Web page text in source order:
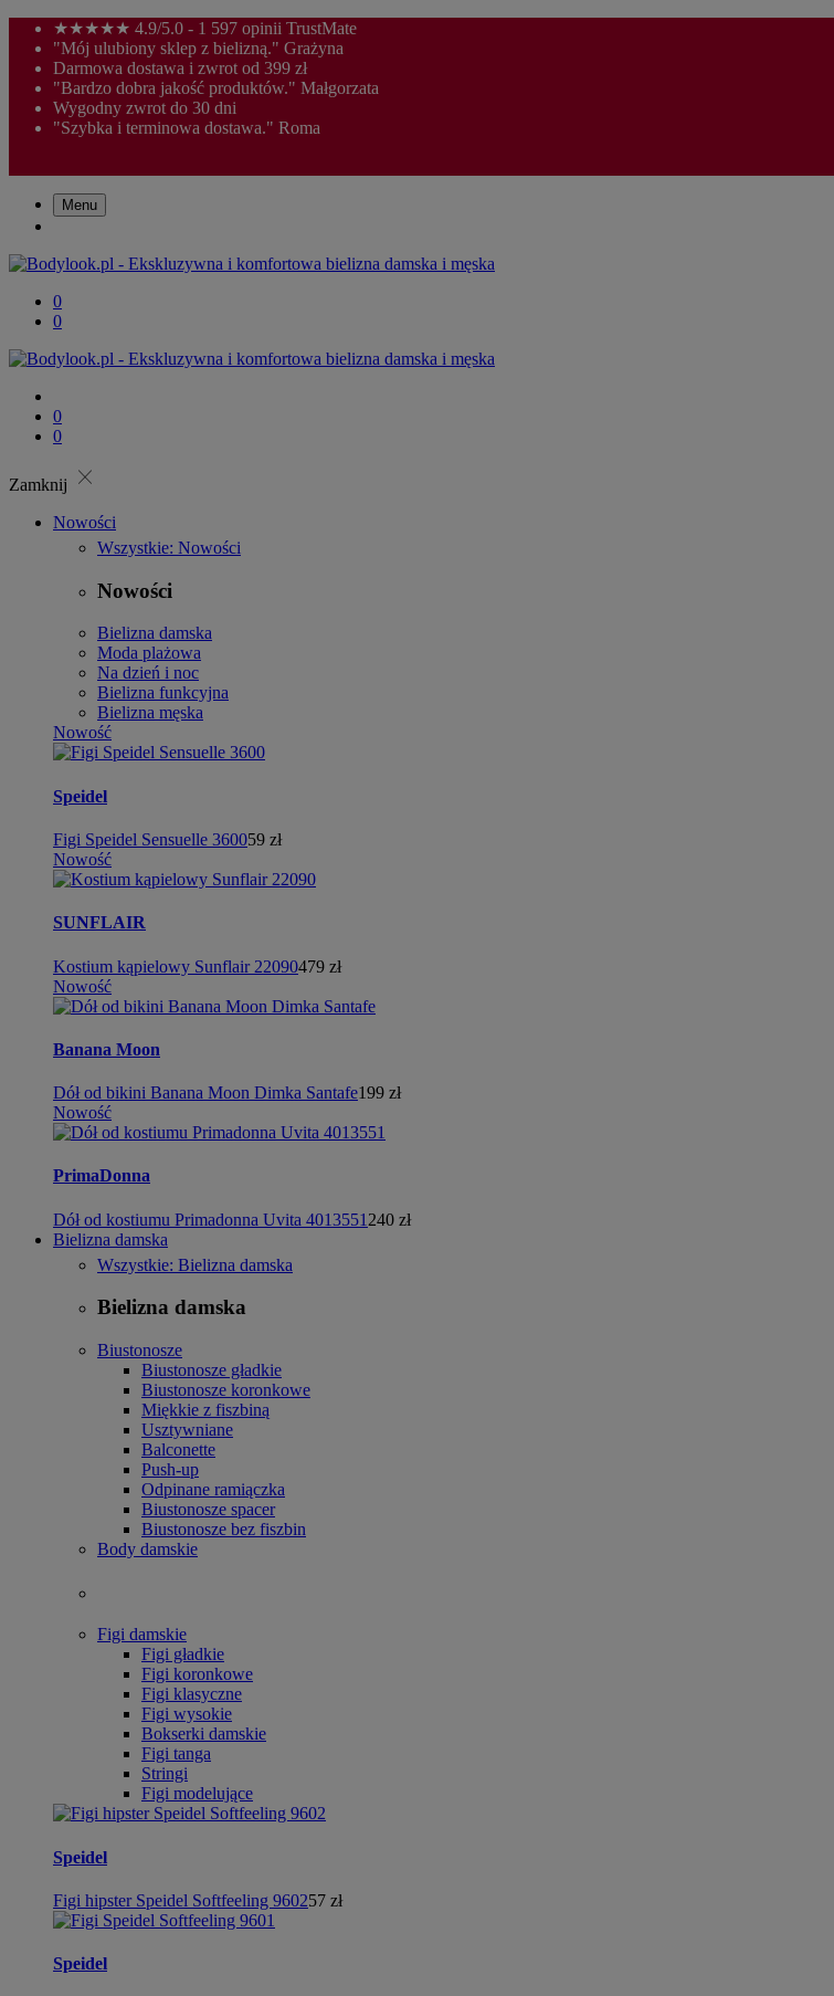
★★★★★ 4.9/5.0 - 1 597 opinii TrustMate
"Mój ulubiony sklep z bielizną." Grażyna
Darmowa dostawa i zwrot od 399 zł
"Bardzo dobra jakość produktów." Małgorzata
Wygodny zwrot do 30 dni
"Szybka i terminowa dostawa." Roma
Menu
0
0
0
0
Zamknij close
Nowości
Wszystkie: Nowości
Nowości
Bielizna damska
Moda plażowa
Na dzień i noc
Bielizna funkcyjna
Bielizna męska
Nowość
Speidel
Figi Speidel Sensuelle 360059 zł
Nowość
SUNFLAIR
Kostium kąpielowy Sunflair 22090479 zł
Nowość
Banana Moon
Dół od bikini Banana Moon Dimka Santafe199 zł
Nowość
PrimaDonna
Dół od kostiumu Primadonna Uvita 4013551 240 zł
Bielizna damska
Wszystkie: Bielizna damska
Bielizna damska
Biustonosze
Biustonosze gładkie
Biustonosze koronkowe
Miękkie z fiszbiną
Usztywniane
Balconette
Push-up
Odpinane ramiączka
Biustonosze spacer
Biustonosze bez fiszbin
Body damskie
Figi damskie
Figi gładkie
Figi koronkowe
Figi klasyczne
Figi wysokie
Bokserki damskie
Figi tanga
Stringi
Figi modelujące
Speidel
Figi hipster Speidel Softfeeling 960257 zł
Speidel